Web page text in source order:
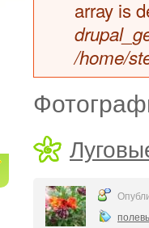
array is
/home/